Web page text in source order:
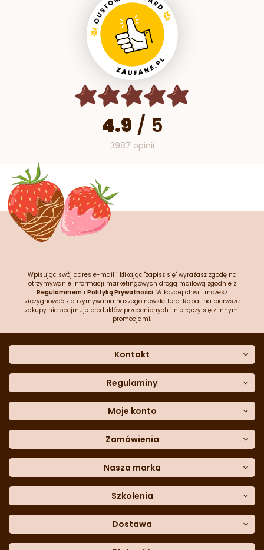
4.9 / 5
3987 opinii
Wpisując swój adres e-mail i klikając "zapisz się" wyrażasz zgodę na
otrzymywanie informacji marketingowych drogą mailową zgodnie z
Regulaminem i Polityką Prywatności. W każdej chwili możesz
zrezygnować z otrzymywania naszego newslettera. Rabat na pierwsze
zakupy nie obejmuje produktów przecenionych i nie łączy się z innymi
promocjami.
Kontakt
Dane kontaktowe
Często zadawane pytania
Sklep stacjonarny
Formularz kontaktowy
Blog
telefon:601 767 272
Regulaminy
Polityka prywatności
Polityka cookies
Polityka reklamacji
Polityka zwrotów
Dostępność cyfrowa
Moje konto
Moje dane
Historia zamówień
Lista ulubionych
Moje rabaty
Zamówienia
Metody płatności
Dane do przelewu
Formularzreklamacji
Formularzzwrotu
Nasza marka
Trio Gelato
CDN
Szkolenia
Academy of Baker Arts
Dostawa